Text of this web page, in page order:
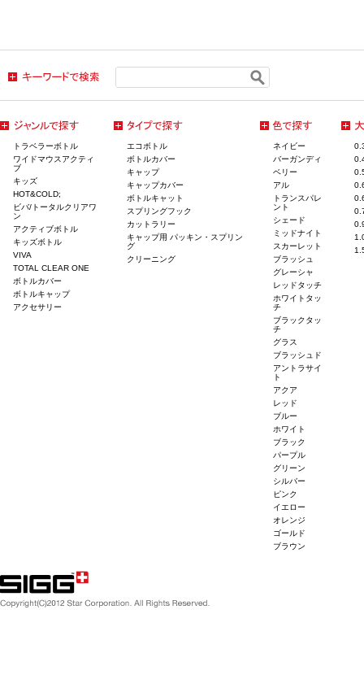
トラベラーボトル
ワイドマウスアクティ
ブ
キッズ
HOT&COLD;
ビバ/トータルクリアワ
ン
アクティブボトル
キッズボトル
VIVA
TOTAL CLEAR ONE
ボトルカバー
ボトルキャップ
アクセサリー
エコボトル
ボトルカバー
キャップ
キャップカバー
ボトルキャット
スプリングフック
カットラリー
キャップ用 パッキン・スプリン
グ
クリーニング
ネイビー
バーガンディ
ベリー
アル
トランスパレ
ント
シェード
ミッドナイト
スカーレット
ブラッシュ
グレーシャ
レッドタッチ
ホワイトタッ
チ
ブラックタッ
チ
グラス
ブラッシュド
アントラサイ
ト
アクア
レッド
ブルー
ホワイト
ブラック
パープル
グリーン
シルバー
ピンク
イエロー
オレンジ
ゴールド
ブラウン